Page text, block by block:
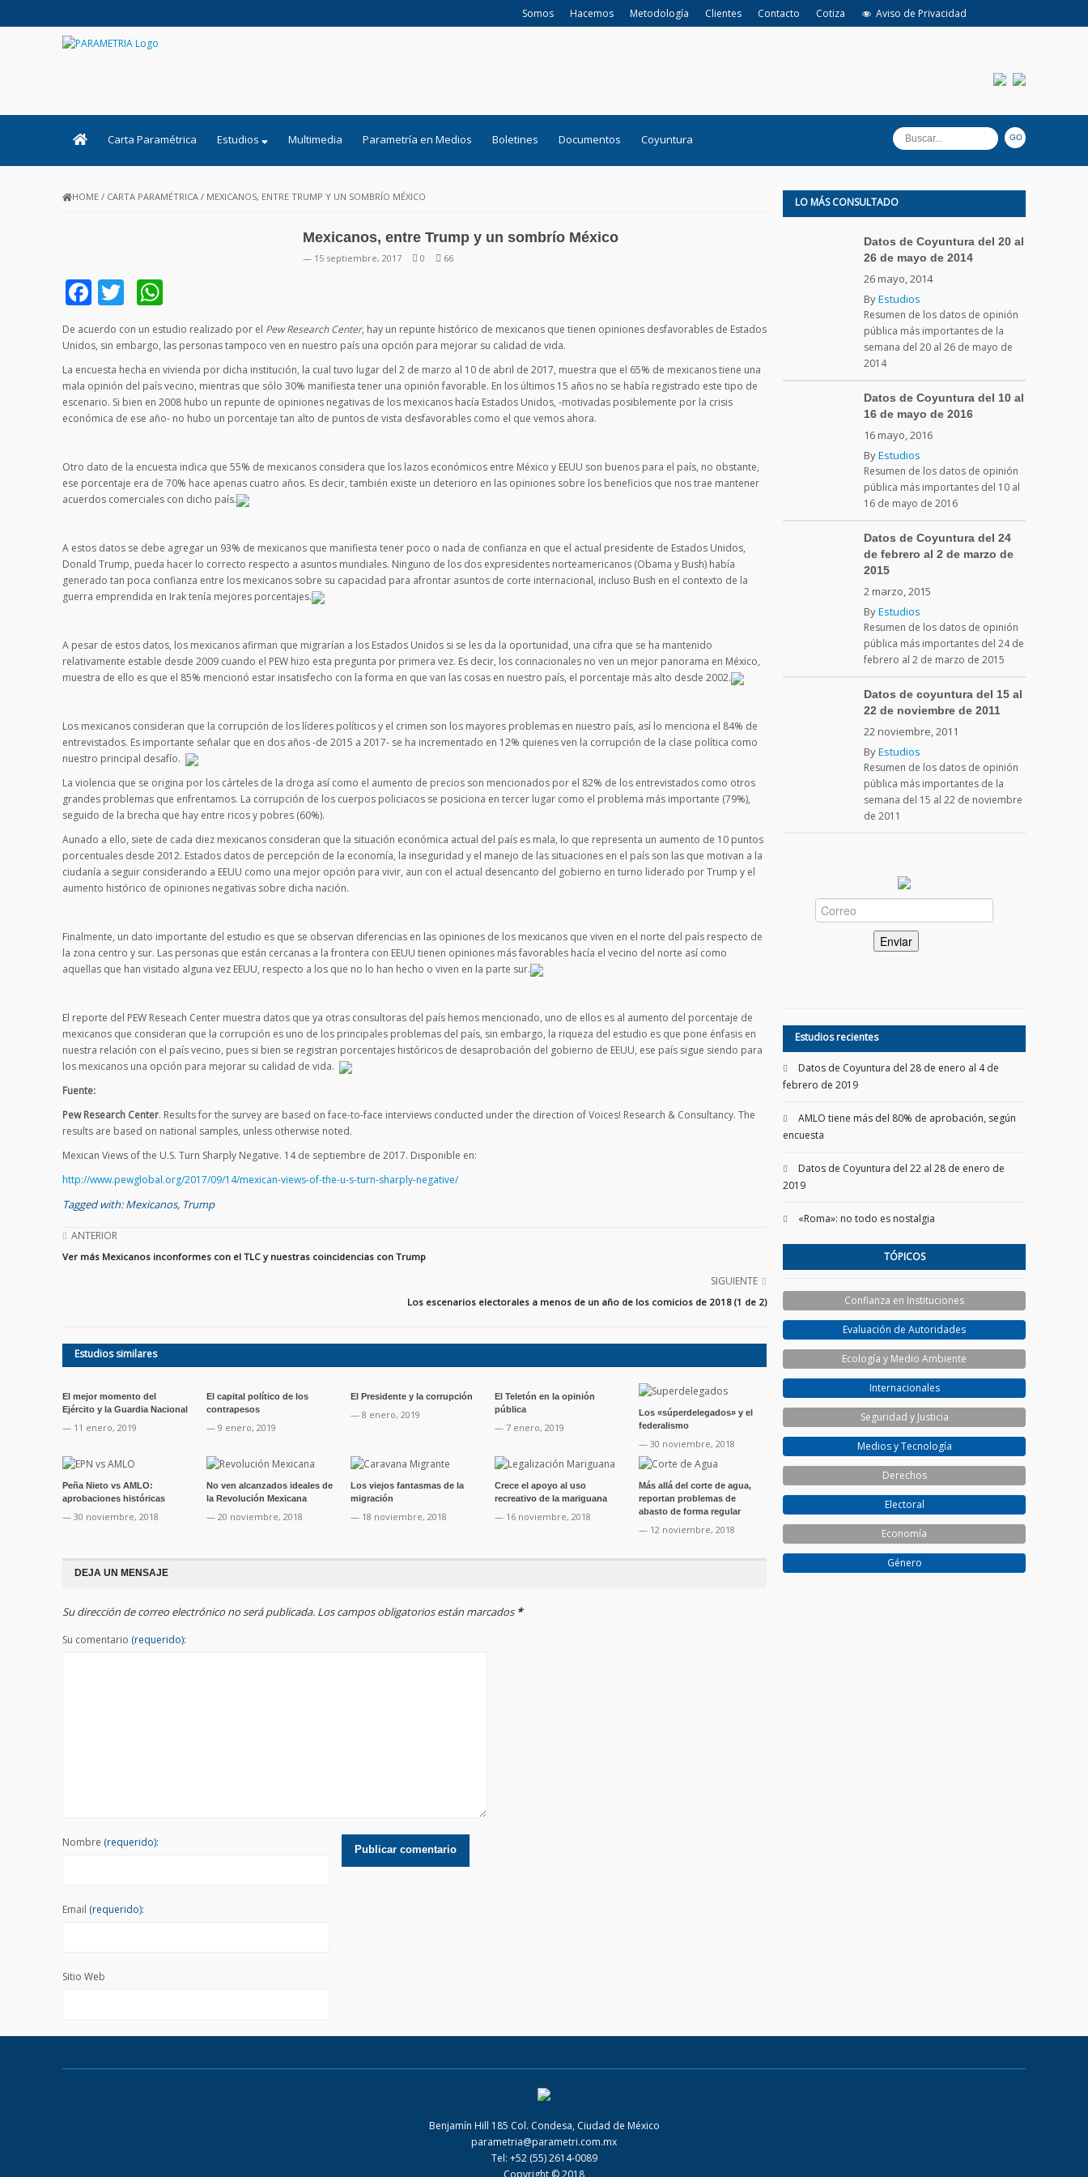
Somos Hacemos Metodología Clientes Contacto Cotiza Aviso de Privacidad
Carta Paramétrica Estudios Multimedia Parametría en Medios Boletines Documentos Coyuntura
HOME / CARTA PARAMÉTRICA / MEXICANOS, ENTRE TRUMP Y UN SOMBRÍO MÉXICO
Mexicanos, entre Trump y un sombrío México
— 15 septiembre, 2017 0 66
Facebook
Twitter
De acuerdo con un estudio realizado por el Pew Research Center, hay un repunte histórico de mexicanos que tienen opiniones desfavorables de Estados
Unidos, sin embargo, las personas tampoco ven en nuestro país una opción para mejorar su calidad de vida.
La encuesta hecha en vivienda por dicha institución, la cual tuvo lugar del 2 de marzo al 10 de abril de 2017, muestra que el 65% de mexicanos tiene una
mala opinión del país vecino, mientras que sólo 30% manifiesta tener una opinión favorable. En los últimos 15 años no se había registrado este tipo de
escenario. Si bien en 2008 hubo un repunte de opiniones negativas de los mexicanos hacía Estados Unidos, -motivadas posiblemente por la crisis
económica de ese año- no hubo un porcentaje tan alto de puntos de vista desfavorables como el que vemos ahora.
Otro dato de la encuesta indica que 55% de mexicanos considera que los lazos económicos entre México y EEUU son buenos para el país, no obstante,
ese porcentaje era de 70% hace apenas cuatro años. Es decir, también existe un deterioro en las opiniones sobre los beneficios que nos trae mantener
acuerdos comerciales con dicho país.
A estos datos se debe agregar un 93% de mexicanos que manifiesta tener poco o nada de confianza en que el actual presidente de Estados Unidos,
Donald Trump, pueda hacer lo correcto respecto a asuntos mundiales. Ninguno de los dos expresidentes norteamericanos (Obama y Bush) había
generado tan poca confianza entre los mexicanos sobre su capacidad para afrontar asuntos de corte internacional, incluso Bush en el contexto de la
guerra emprendida en Irak tenía mejores porcentajes.
A pesar de estos datos, los mexicanos afirman que migrarían a los Estados Unidos si se les da la oportunidad, una cifra que se ha mantenido
relativamente estable desde 2009 cuando el PEW hizo esta pregunta por primera vez. Es decir, los connacionales no ven un mejor panorama en México,
muestra de ello es que el 85% mencionó estar insatisfecho con la forma en que van las cosas en nuestro país, el porcentaje más alto desde 2002.
Los mexicanos consideran que la corrupción de los líderes políticos y el crimen son los mayores problemas en nuestro país, así lo menciona el 84% de
entrevistados. Es importante señalar que en dos años -de 2015 a 2017- se ha incrementado en 12% quienes ven la corrupción de la clase política como
nuestro principal desafío.
La violencia que se origina por los cárteles de la droga así como el aumento de precios son mencionados por el 82% de los entrevistados como otros
grandes problemas que enfrentamos. La corrupción de los cuerpos policiacos se posiciona en tercer lugar como el problema más importante (79%),
seguido de la brecha que hay entre ricos y pobres (60%).
Aunado a ello, siete de cada diez mexicanos consideran que la situación económica actual del país es mala, lo que representa un aumento de 10 puntos
porcentuales desde 2012. Estados datos de percepción de la economía, la inseguridad y el manejo de las situaciones en el país son las que motivan a la
ciudanía a seguir considerando a EEUU como una mejor opción para vivir, aun con el actual desencanto del gobierno en turno liderado por Trump y el
aumento histórico de opiniones negativas sobre dicha nación.
Finalmente, un dato importante del estudio es que se observan diferencias en las opiniones de los mexicanos que viven en el norte del país respecto de
la zona centro y sur. Las personas que están cercanas a la frontera con EEUU tienen opiniones más favorables hacía el vecino del norte así como
aquellas que han visitado alguna vez EEUU, respecto a los que no lo han hecho o viven en la parte sur.
El reporte del PEW Reseach Center muestra datos que ya otras consultoras del país hemos mencionado, uno de ellos es al aumento del porcentaje de
mexicanos que consideran que la corrupción es uno de los principales problemas del país, sin embargo, la riqueza del estudio es que pone énfasis en
nuestra relación con el país vecino, pues si bien se registran porcentajes históricos de desaprobación del gobierno de EEUU, ese país sigue siendo para
los mexicanos una opción para mejorar su calidad de vida.
Fuente:
Pew Research Center. Results for the survey are based on face-to-face interviews conducted under the direction of Voices! Research & Consultancy. The
results are based on national samples, unless otherwise noted.
Mexican Views of the U.S. Turn Sharply Negative. 14 de septiembre de 2017. Disponible en:
http://www.pewglobal.org/2017/09/14/mexican-views-of-the-u-s-turn-sharply-negative/
Tagged with: Mexicanos, Trump
ANTERIOR
Ver más Mexicanos inconformes con el TLC y nuestras coincidencias con Trump
SIGUIENTE
Los escenarios electorales a menos de un año de los comicios de 2018 (1 de 2)
Estudios similares
El mejor momento del
Ejército y la Guardia Nacional
— 11 enero, 2019
El capital político de los
contrapesos
— 9 enero, 2019
El Presidente y la corrupción
— 8 enero, 2019
El Teletón en la opinión
pública
— 7 enero, 2019
Los «súperdelegados» y el
federalismo
— 30 noviembre, 2018
Peña Nieto vs AMLO:
aprobaciones históricas
— 30 noviembre, 2018
No ven alcanzados ideales de
la Revolución Mexicana
— 20 noviembre, 2018
Los viejos fantasmas de la
migración
— 18 noviembre, 2018
Crece el apoyo al uso
recreativo de la mariguana
— 16 noviembre, 2018
Más allá del corte de agua,
reportan problemas de
abasto de forma regular
— 12 noviembre, 2018
DEJA UN MENSAJE
Su dirección de correo electrónico no será publicada. Los campos obligatorios están marcados *
Su comentario (requerido):
Nombre (requerido):
Email (requerido):
Sitio Web
LO MÁS CONSULTADO
Datos de Coyuntura del 20 al
26 de mayo de 2014
26 mayo, 2014
ByEstudios
Resumen de los datos de opinión
pública más importantes de la
semana del 20 al 26 de mayo de
2014
Datos de Coyuntura del 10 al
16 de mayo de 2016
16 mayo, 2016
ByEstudios
Resumen de los datos de opinión
pública más importantes del 10 al
16 de mayo de 2016
Datos de Coyuntura del 24
de febrero al 2 de marzo de
2015
2 marzo, 2015
ByEstudios
Resumen de los datos de opinión
pública más importantes del 24 de
febrero al 2 de marzo de 2015
Datos de coyuntura del 15 al
22 de noviembre de 2011
22 noviembre, 2011
ByEstudios
Resumen de los datos de opinión
pública más importantes de la
semana del 15 al 22 de noviembre
de 2011
Estudios recientes
Datos de Coyuntura del 28 de enero al 4 de
febrero de 2019
AMLO tiene más del 80% de aprobación, según
encuesta
Datos de Coyuntura del 22 al 28 de enero de
2019
«Roma»: no todo es nostalgia
TÓPICOS
Confianza en Instituciones
Evaluación de Autoridades
Ecología y Medio Ambiente
Internacionales
Seguridad y Justicia
Medios y Tecnología
Derechos
Electoral
Economía
Género
Benjamín Hill 185 Col. Condesa, Ciudad de México
parametria@parametri.com.mx
Tel: +52 (55) 2614-0089